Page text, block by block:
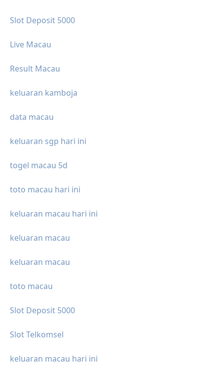
Slot Deposit 5000
Live Macau
Result Macau
keluaran kamboja
data macau
keluaran sgp hari ini
togel macau 5d
toto macau hari ini
keluaran macau hari ini
keluaran macau
keluaran macau
toto macau
Slot Deposit 5000
Slot Telkomsel
keluaran macau hari ini